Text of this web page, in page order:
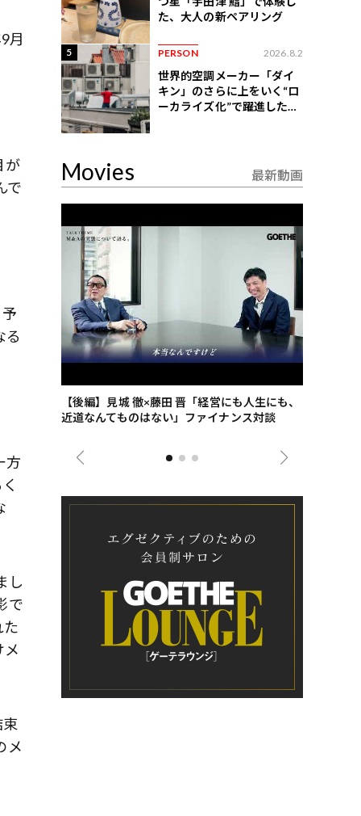
月
が
で
る
方
し
で
た
メ
メ
た、大人の新ペアリング
5 PERSON 2026.8.2
世界的空調メーカー「ダイ
キン」のさらに上をいく“ロ
ーカライズ化”で躍進したイ
Movies 最新動画
【後編】見城 徹×藤田 晋「経営にも人生にも、
近道なんてものはない」ファイナンス対談